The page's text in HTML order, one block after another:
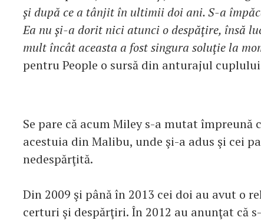
şi după ce a tânjit în ultimii doi ani. S-a
Ea nu şi-a dorit nici atunci o despăţire, însă
mult încât aceasta a fost singura soluţie la
pentru People o sursă din anturajul
Se pare că acum Miley s-a mutat
acestuia din Malibu, unde şi-a adus şi cei
nedespărţită.
Din 2009 şi până în 2013 cei doi au avut o
certuri şi despărţiri. În 2012 au anunţat că